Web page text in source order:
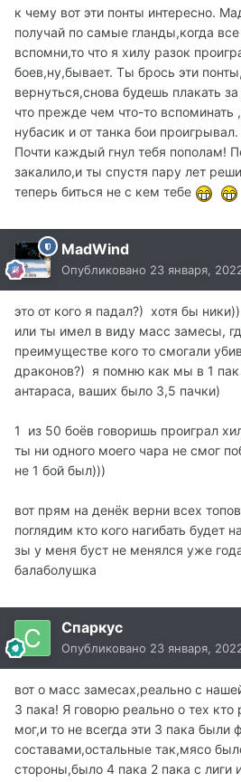
к чему вот эти понты интересно.
получай по самые гланды,когда
вспомни,то что я хилу разок
боев,ну,бывает. Ты брось эти
вернуться,снова будешь плакать
что прежде чем что-то вспоминать
нубасик и от танка бои
Почти каждый гнул тебя пополам!
закалило,и ты спустя пару лет
теперь биться не с кем тебе
MadWind
Опубликовано 23 января,
это от кого я падал?) хотя бы ники))
или ты имел в виду масс замесы,
преимуществе кого то смогали
драконов?) я помню как мы в 1 пак
антараса, ваших было 3,5 пачки)
1 из 50 боёв говоришь проиграл
ты ни одного моего чара не смог
не 1 бой был)))
вот прям на денёк верни всех
поглядим кто кого нагибать будет
зы у меня буст не менялся уже
балаболушка
Спаркус
Опубликовано 23 января,
вот о масс замесах,реально с
3 пака! Я говорю реально о тех кто
мог,и то не всегда эти 3 пака были
составами,остальные так,мясо
стороны,было 4 пака 2 пака с лиги